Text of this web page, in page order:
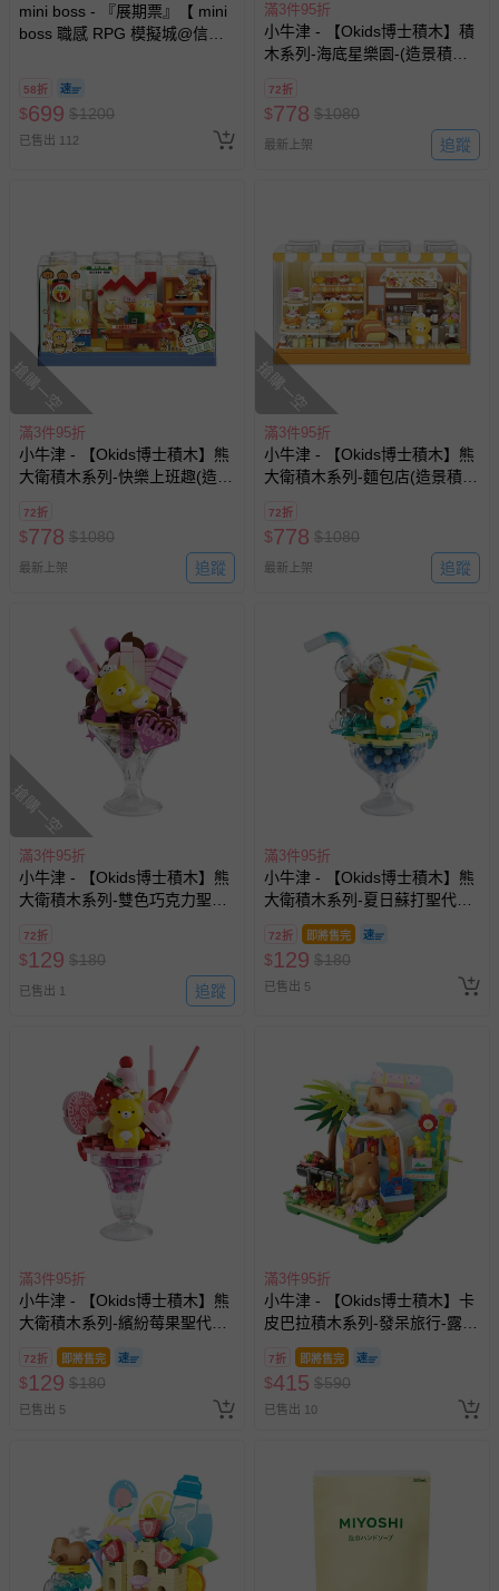
mini boss - 『展期票』【 mini
boss 職感 RPG 模擬城@信義
換，依現場梯次安排入場，逾
期作廢) (兒童票(2歲以上)贈一
名陪伴成人)
58折
$699 $1200
已售出 112
滿3件95折
小牛津 - 【Okids博士積木】積
木系列-海底星樂園-(造景積木/
72折
$778 $1080
最新上架 追蹤
搶購一空
滿3件95折
小牛津 - 【Okids博士積木】熊
大衛積木系列-快樂上班趣(造景
72折
$778 $1080
最新上架 追蹤
搶購一空
滿3件95折
小牛津 - 【Okids博士積木】熊
大衛積木系列-麵包店(造景積
72折
$778 $1080
最新上架 追蹤
搶購一空
滿3件95折
小牛津 - 【Okids博士積木】熊
大衛積木系列-雙色巧克力聖代
物)
72折
$129 $180
已售出 1 追蹤
滿3件95折
小牛津 - 【Okids博士積木】熊
大衛積木系列-夏日蘇打聖代杯
(造景積木/公仔玩具/療癒小物)
72折 即將售完
$129 $180
已售出 5
滿3件95折
小牛津 - 【Okids博士積木】熊
大衛積木系列-繽紛莓果聖代杯
(造景積木/公仔玩具/療癒小物)
72折 即將售完
$129 $180
已售出 5
滿3件95折
小牛津 - 【Okids博士積木】卡
皮巴拉積木系列-發呆旅行-露營
篇(造景積木/公仔玩具/療癒小
物)
7折 即將售完
$415 $590
已售出 10